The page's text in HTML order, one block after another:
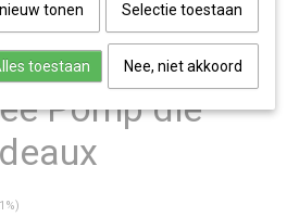
Pomp die
tonen Selectie toestaan
toestaan Nee, niet akkoord